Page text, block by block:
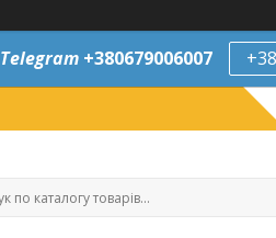
Telegram +380679006007